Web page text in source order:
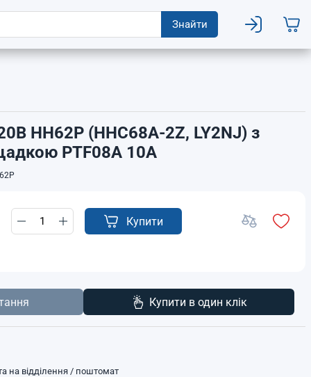
Знайти
HH62P (HHC68A-2Z, LY2NJ) з
PTF08A 10А
Купити
Купити в один клік
на відділення / поштомат